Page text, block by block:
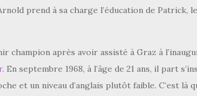
prend à sa charge l’éducation de Patrick,
champion après avoir assisté à Graz à
. En septembre 1968, à l’âge de 21 ans, il part
et un niveau d’anglais plutôt faible. C’est là